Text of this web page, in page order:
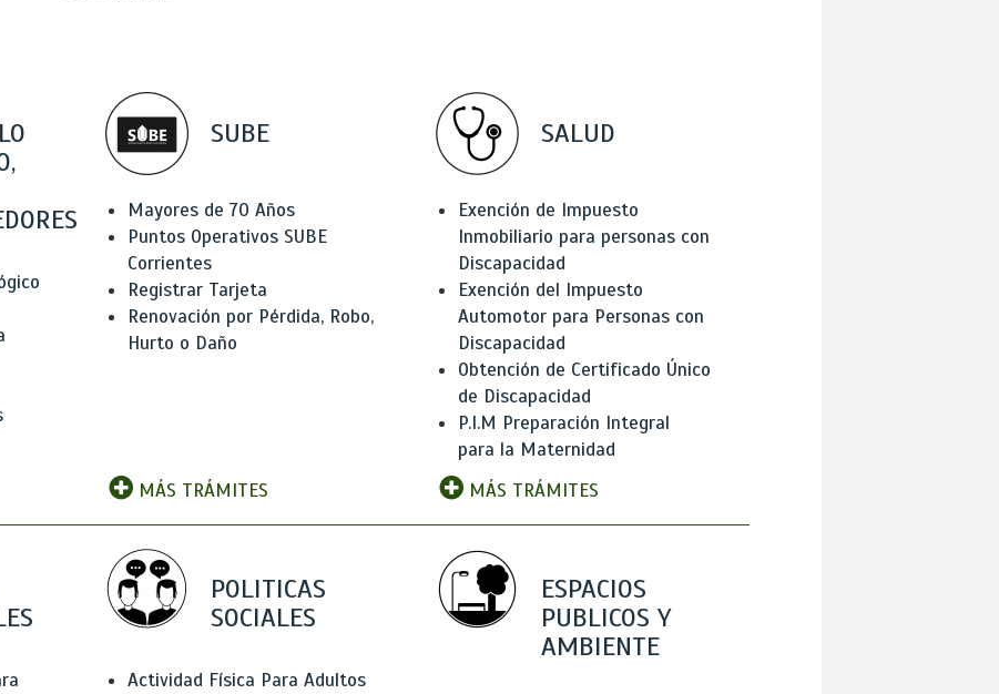
SUBE
Mayores de 70 Años
Puntos Operativos SUBE
Corrientes
Registrar Tarjeta
Renovación por Pérdida, Robo,
Hurto o Daño
MÁS TRÁMITES
SALUD
Exención de Impuesto
Inmobiliario para personas con
Discapacidad
Exención del Impuesto
Automotor para Personas con
Discapacidad
Obtención de Certificado Único
de Discapacidad
P.I.M Preparación Integral
para la Maternidad
MÁS TRÁMITES
POLITICAS
SOCIALES
Actividad Física Para Adultos
ESPACIOS
PUBLICOS Y
AMBIENTE